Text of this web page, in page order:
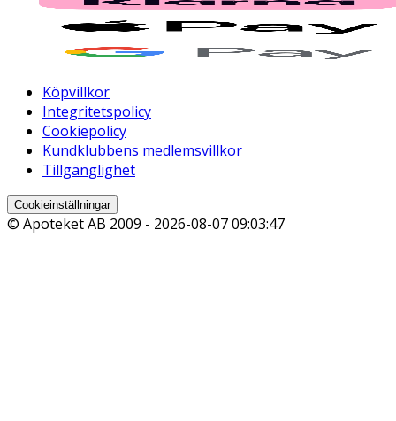
Köpvillkor
Integritetspolicy
Cookiepolicy
Kundklubbens medlemsvillkor
Tillgänglighet
Cookieinställningar
© Apoteket AB 2009 - 2026-08-07 09:03:47